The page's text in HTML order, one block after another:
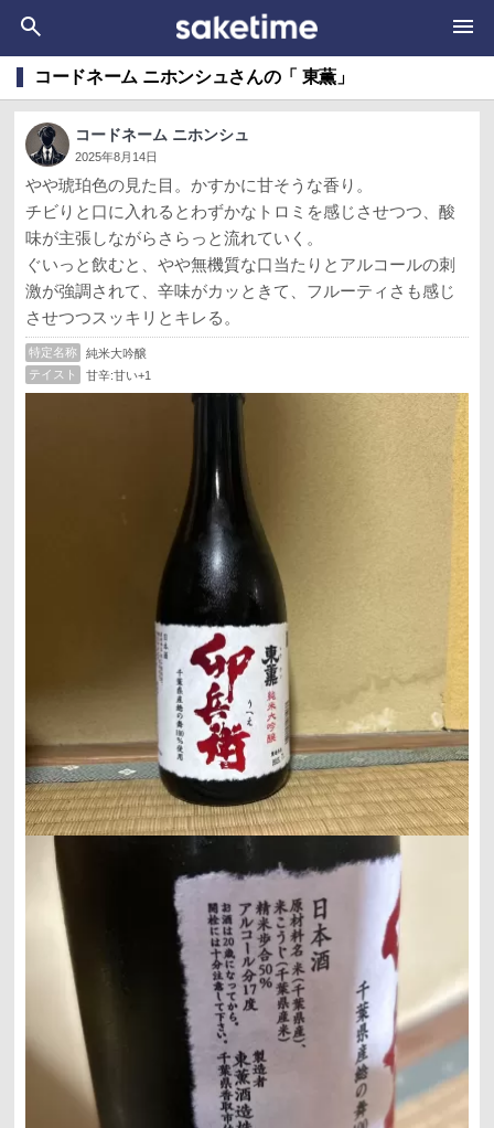
コードネーム ニホンシュさんの「 東薫」
コードネーム ニホンシュ
2025年8月14日
やや琥珀色の見た目。かすかに甘そうな香り。
チビりと口に入れるとわずかなトロミを感じさせつつ、酸
味が主張しながらさらっと流れていく。
ぐいっと飲むと、やや無機質な口当たりとアルコールの刺
激が強調されて、辛味がカッときて、フルーティさも感じ
させつつスッキリとキレる。
特定名称
純米大吟醸
テイスト
甘辛:甘い+1